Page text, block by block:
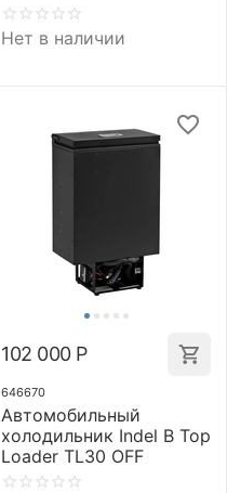
Нет в наличии
102 000 Р
646670
Автомобильный
холодильник Indel B Top
Loader TL30 OFF